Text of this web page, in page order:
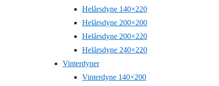
Helårsdyne 140×220
Helårsdyne 200×200
Helårsdyne 200×220
Helårsdyne 240×220
Vinterdyner
Vinterdyne 140×200